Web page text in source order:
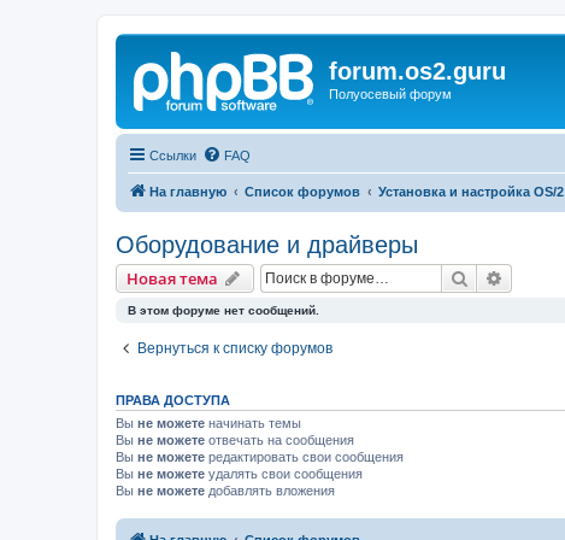
forum.os2.guru
Полуосевый форум
Ссылки FAQ
На главную Список форумов Установка и настройка OS/2
Оборудование и драйверы
Новая тема Поиск
В этом форуме нет сообщений.
Вернуться к списку форумов
ПРАВА ДОСТУПА
Вы не можете начинать темы
Вы не можете отвечать на сообщения
Вы не можете редактировать свои сообщения
Вы не можете удалять свои сообщения
Вы не можете добавлять вложения